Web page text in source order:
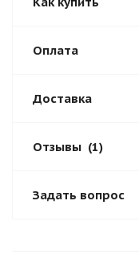
Оплата
Доставка
Отзывы (1)
Задать вопрос